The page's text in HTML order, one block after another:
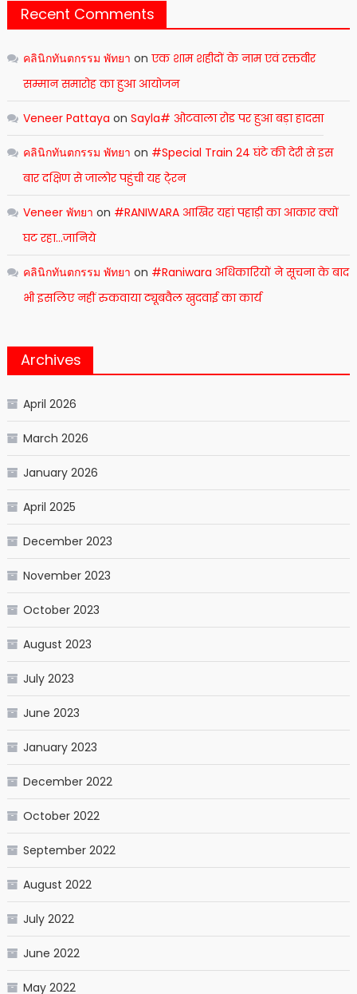
Recent Comments
คลินิกทันตกรรม พัทยา on एक शाम शहीदों के नाम एवं रक्तवीर
सम्मान समारोह का हुआ आयोजन
Veneer Pattaya on Sayla# ओटवाला रोड पर हुआ बड़ा हादसा
คลินิกทันตกรรม พัทยา on #Special Train 24 घंटे की देरी से इस
बार दक्षिण से जालोर पहुंची यह टे्रन
Veneer พัทยา on #RANIWARA आखिर यहां पहाड़ी का आकार क्यों
घट रहा…जानिये
คลินิกทันตกรรม พัทยา on #Raniwara अधिकारियों ने सूचना के बाद
भी इसलिए नहीं रुकवाया ट्यूबवैल खुदवाई का कार्य
Archives
April 2026
March 2026
January 2026
April 2025
December 2023
November 2023
October 2023
August 2023
July 2023
June 2023
January 2023
December 2022
October 2022
September 2022
August 2022
July 2022
June 2022
May 2022